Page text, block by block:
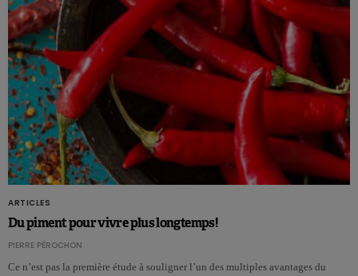
ARTICLES
Du piment pour vivre plus longtemps!
PIERRE PÉROCHON
Ce n’est pas la première étude à souligner l’un des multiples avantages du